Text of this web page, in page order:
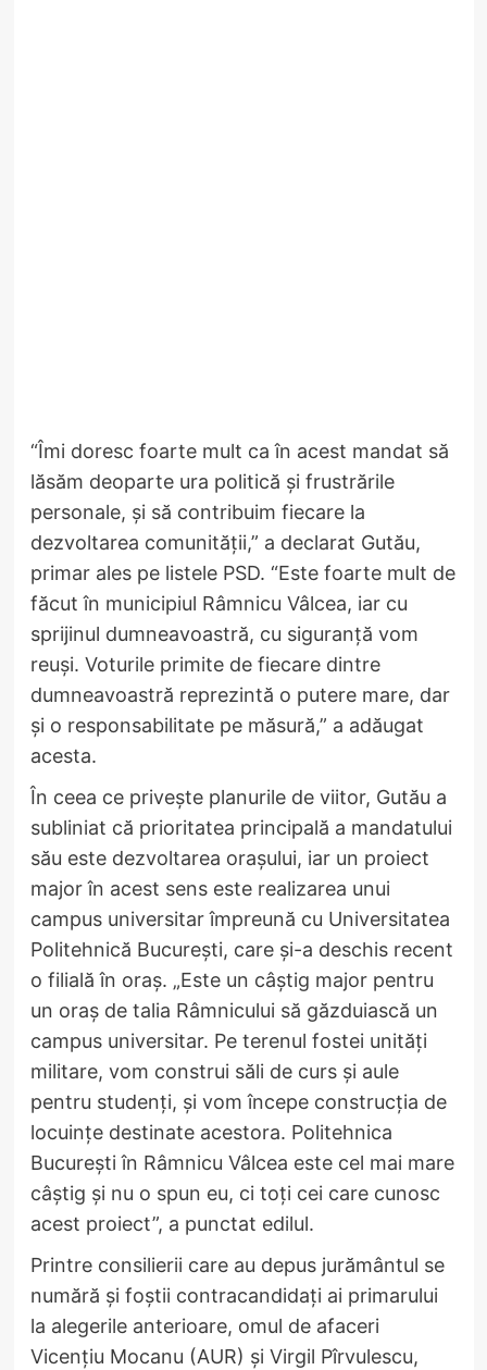
“Îmi doresc foarte mult ca în acest mandat să
lăsăm deoparte ura politică și frustrările
personale, și să contribuim fiecare la
dezvoltarea comunității,” a declarat Gutău,
primar ales pe listele PSD. “Este foarte mult de
făcut în municipiul Râmnicu Vâlcea, iar cu
sprijinul dumneavoastră, cu siguranță vom
reuși. Voturile primite de fiecare dintre
dumneavoastră reprezintă o putere mare, dar
și o responsabilitate pe măsură,” a adăugat
acesta.
În ceea ce privește planurile de viitor, Gutău a
subliniat că prioritatea principală a mandatului
său este dezvoltarea orașului, iar un proiect
major în acest sens este realizarea unui
campus universitar împreună cu Universitatea
Politehnică București, care și-a deschis recent
o filială în oraș. „Este un câștig major pentru
un oraș de talia Râmnicului să găzduiască un
campus universitar. Pe terenul fostei unități
militare, vom construi săli de curs și aule
pentru studenți, și vom începe construcția de
locuințe destinate acestora. Politehnica
București în Râmnicu Vâlcea este cel mai mare
câștig și nu o spun eu, ci toți cei care cunosc
acest proiect”, a punctat edilul.
Printre consilierii care au depus jurământul se
numără și foștii contracandidați ai primarului
la alegerile anterioare, omul de afaceri
Vicențiu Mocanu (AUR) și Virgil Pîrvulescu,